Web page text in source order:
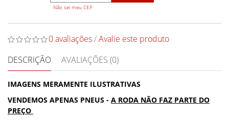
Não sei meu CEP
0 avaliações/Avalie este produto
DESCRIÇÃO
AVALIAÇÕES (0)
IMAGENS MERAMENTE ILUSTRATIVAS
VENDEMOS APENAS PNEUS - A RODA NÃO FAZ PARTE DO
PREÇO